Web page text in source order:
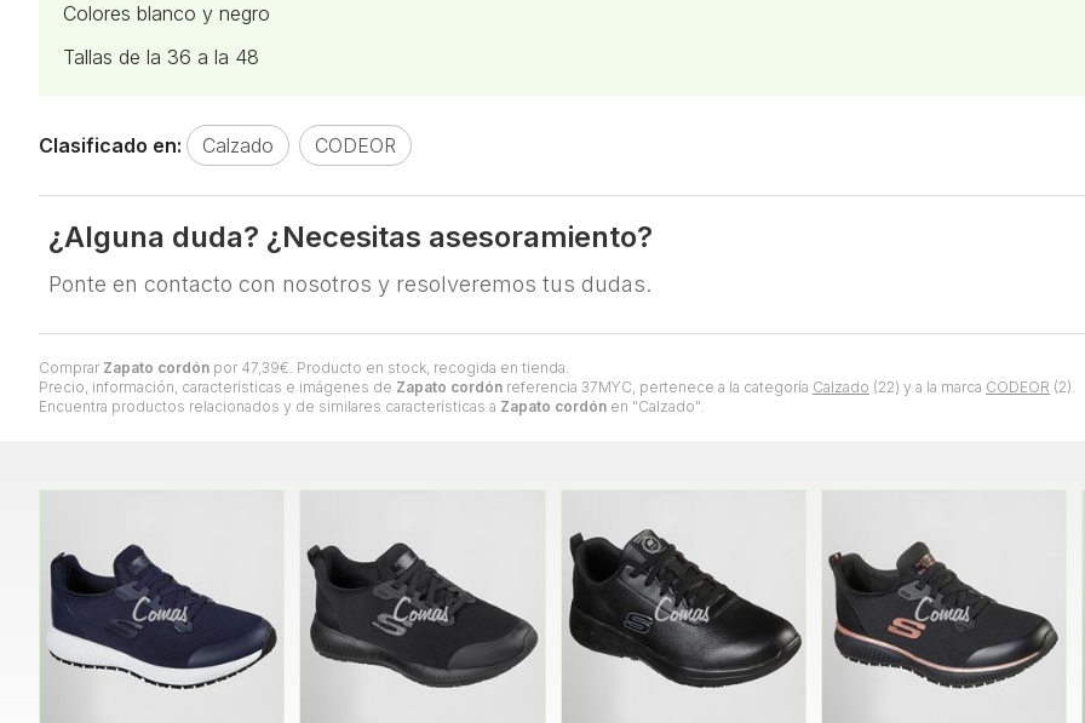
Comprar Zapato cordón por 47,39€. Producto en stock, recogida en tienda.
Precio, información, características e imágenes de Zapato cordón referencia 37MYC, pertenece a la categoría Calzado (22) y a la marca CODEOR (2).
Encuentra productos relacionados y de similares características a Zapato cordón en "Calzado".
Colores blanco y negro
Tallas de la 36 a la 48
Clasificado en: Calzado CODEOR
¿Alguna duda? ¿Necesitas asesoramiento?
Ponte en contacto con nosotros y resolveremos tus dudas.